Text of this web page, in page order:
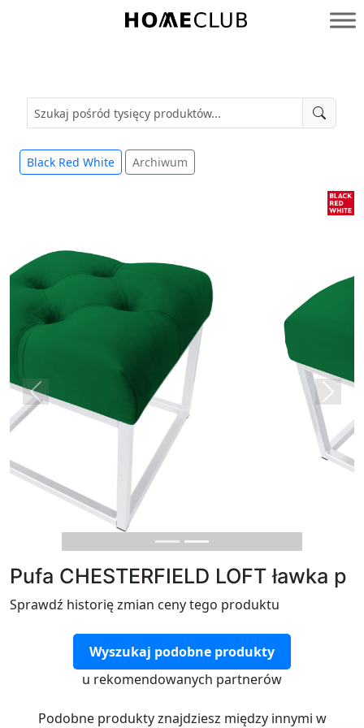
Homeclub
Black Red White Archiwum
Previous Next
Pufa CHESTERFIELD LOFT ławka p
Sprawdź historię zmian ceny tego produktu
Wyszukaj podobne produkty
u rekomendowanych partnerów
Podobne produkty znajdziesz między innymi w